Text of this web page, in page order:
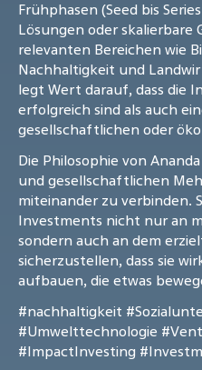
Frühphasen (Seed bis
Lösungen oder skalierbare
relevanten Bereichen wie
Nachhaltigkeit und
legt Wert darauf, dass die
erfolgreich sind als auch
gesellschaftlichen oder
Die Philosophie von
und gesellschaftlichen
miteinander zu verbinden.
Investments nicht nur an
sondern auch an dem
sicherzustellen, dass sie
aufbauen, die etwas
#nachhaltigkeit
#Umwelttechnologie
#ImpactInvesting